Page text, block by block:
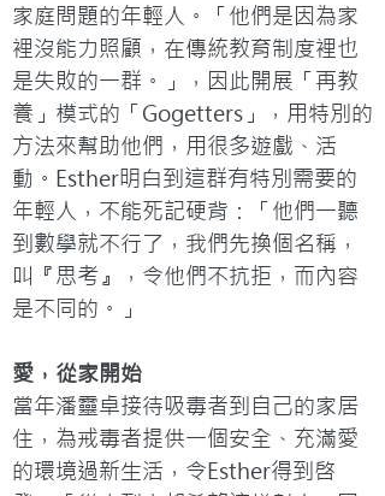
家庭問題的年輕人。「他們是因為家
裡沒能力照顧，在傳統教育制度裡也
是失敗的一群。」，因此開展「再教
養」模式的「Gogetters」，用特別的
方法來幫助他們，用很多遊戲、活
動。Esther明白到這群有特別需要的
年輕人，不能死記硬背：「他們一聽
到數學就不行了，我們先換個名稱，
叫『思考』，令他們不抗拒，而內容
愛，從家開始
當年潘靈卓接待吸毒者到自己的家居
住，為戒毒者提供一個安全、充滿愛
的環境過新生活，令Esther得到啓